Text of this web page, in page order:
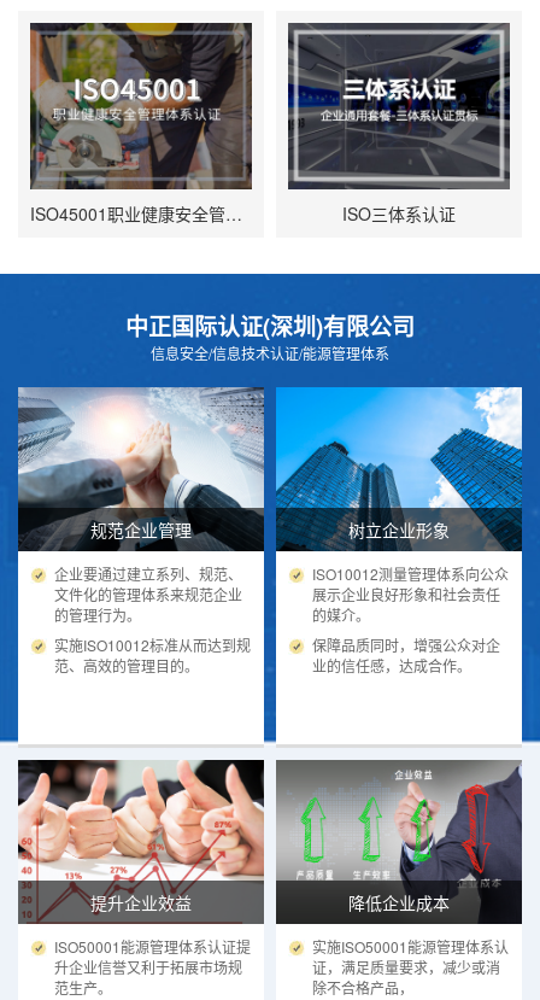
ISO45001职业健康安全管理体系 ISO三体系认证
中正国际认证(深圳)有限公司
信息安全/信息技术认证/能源管理体系
规范企业管理
企业要通过建立系列、规范、
文件化的管理体系来规范企业
的管理行为。
实施ISO10012标准从而达到规
范、高效的管理目的。
树立企业形象
ISO10012测量管理体系向公众
展示企业良好形象和社会责任
的媒介。
保障品质同时，增强公众对企
业的信任感，达成合作。
提升企业效益
ISO50001能源管理体系认证提
升企业信誉又利于拓展市场规
范生产。
降低企业成本
实施ISO50001能源管理体系认
证，满足质量要求，减少或消
除不合格产品，